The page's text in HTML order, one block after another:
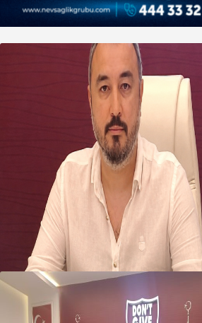
Oğuzbeyi’nden Balıkesirspor
yönetimine cevap : Herkes kendine
yakışanı yapar, buluttan nem
kapmayın!
07 Ağustos 2026